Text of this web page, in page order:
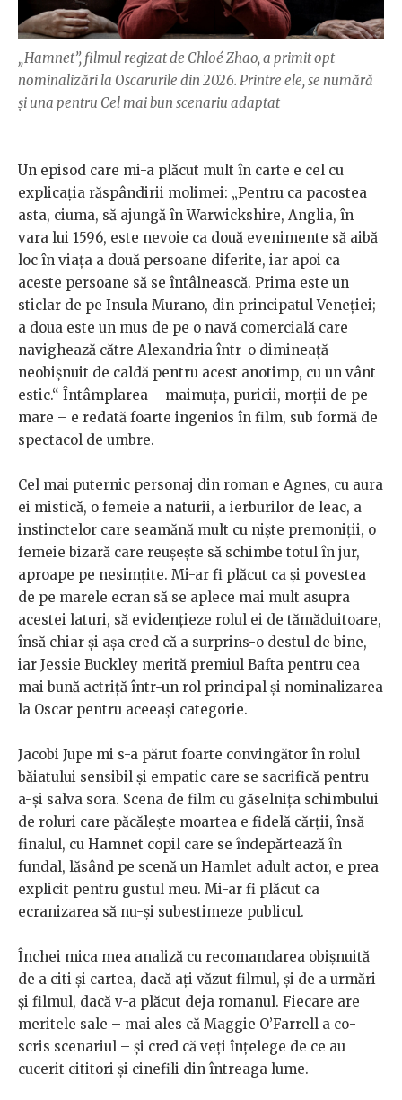
„Hamnet”, filmul regizat de Chloé Zhao, a primit opt
nominalizări la Oscarurile din 2026. Printre ele, se numără
și una pentru Cel mai bun scenariu adaptat
Un episod care mi-a plăcut mult în carte e cel cu
explicația răspândirii molimei: „Pentru ca pacostea
asta, ciuma, să ajungă în Warwickshire, Anglia, în
vara lui 1596, este nevoie ca două evenimente să aibă
loc în viața a două persoane diferite, iar apoi ca
aceste persoane să se întâlnească. Prima este un
sticlar de pe Insula Murano, din principatul Veneției;
a doua este un mus de pe o navă comercială care
navighează către Alexandria într-o dimineață
neobișnuit de caldă pentru acest anotimp, cu un vânt
estic.“ Întâmplarea – maimuța, puricii, morții de pe
mare – e redată foarte ingenios în film, sub formă de
spectacol de umbre.
Cel mai puternic personaj din roman e Agnes, cu aura
ei mistică, o femeie a naturii, a ierburilor de leac, a
instinctelor care seamănă mult cu niște premoniții, o
femeie bizară care reușește să schimbe totul în jur,
aproape pe nesimțite. Mi-ar fi plăcut ca și povestea
de pe marele ecran să se aplece mai mult asupra
acestei laturi, să evidențieze rolul ei de tămăduitoare,
însă chiar și așa cred că a surprins-o destul de bine,
iar Jessie Buckley merită premiul Bafta pentru cea
mai bună actriță într-un rol principal și nominalizarea
la Oscar pentru aceeași categorie.
Jacobi Jupe mi s-a părut foarte convingător în rolul
băiatului sensibil și empatic care se sacrifică pentru
a-și salva sora. Scena de film cu găselnița schimbului
de roluri care păcălește moartea e fidelă cărții, însă
finalul, cu Hamnet copil care se îndepărtează în
fundal, lăsând pe scenă un Hamlet adult actor, e prea
explicit pentru gustul meu. Mi-ar fi plăcut ca
ecranizarea să nu-și subestimeze publicul.
Închei mica mea analiză cu recomandarea obișnuită
de a citi și cartea, dacă ați văzut filmul, și de a urmări
și filmul, dacă v-a plăcut deja romanul. Fiecare are
meritele sale – mai ales că Maggie O’Farrell a co-
scris scenariul – și cred că veți înțelege de ce au
cucerit cititori și cinefili din întreaga lume.